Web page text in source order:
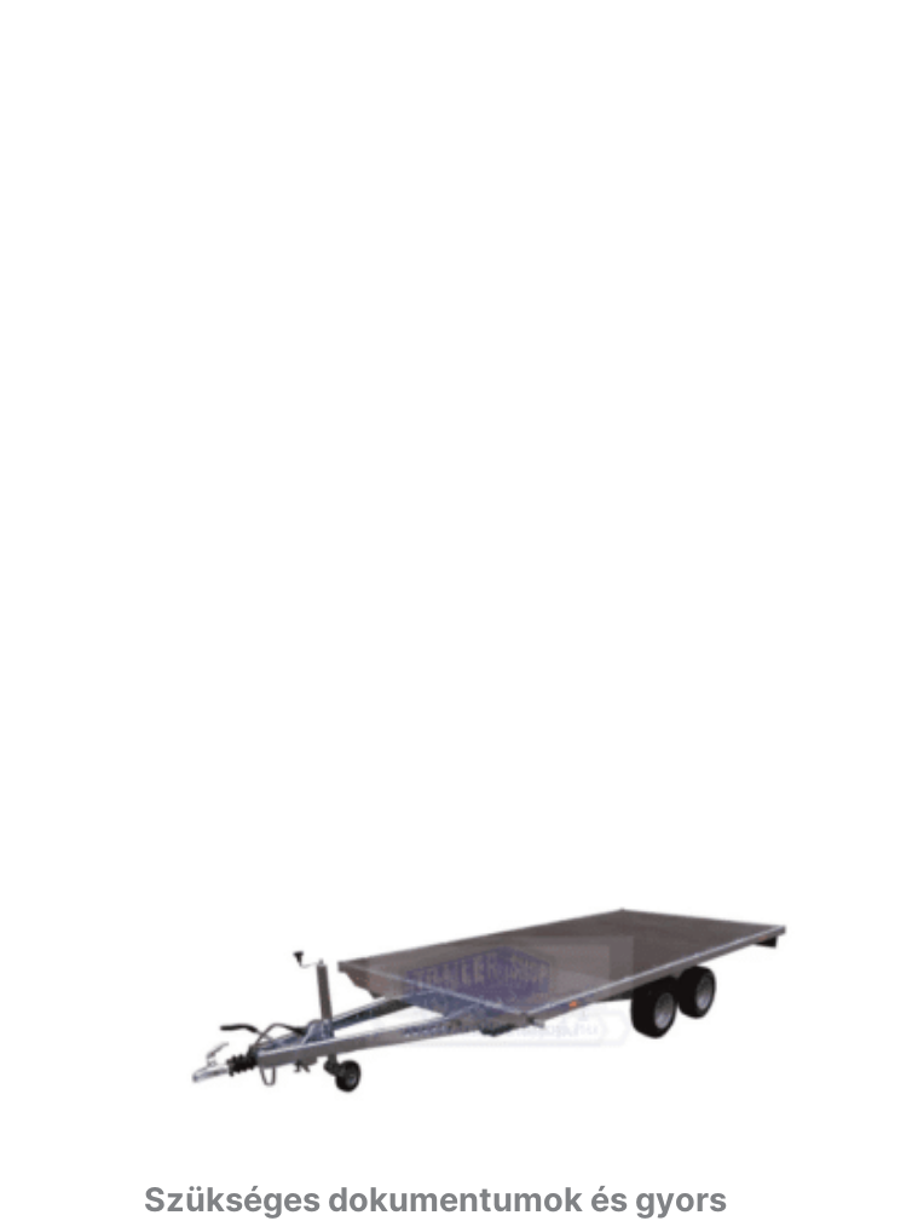
Szükséges dokumentumok és gyors